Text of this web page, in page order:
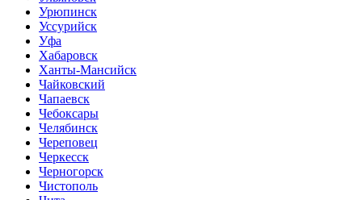
Урюпинск
Уссурийск
Уфа
Хабаровск
Ханты-Мансийск
Чайковский
Чапаевск
Чебоксары
Челябинск
Череповец
Черкесск
Черногорск
Чистополь